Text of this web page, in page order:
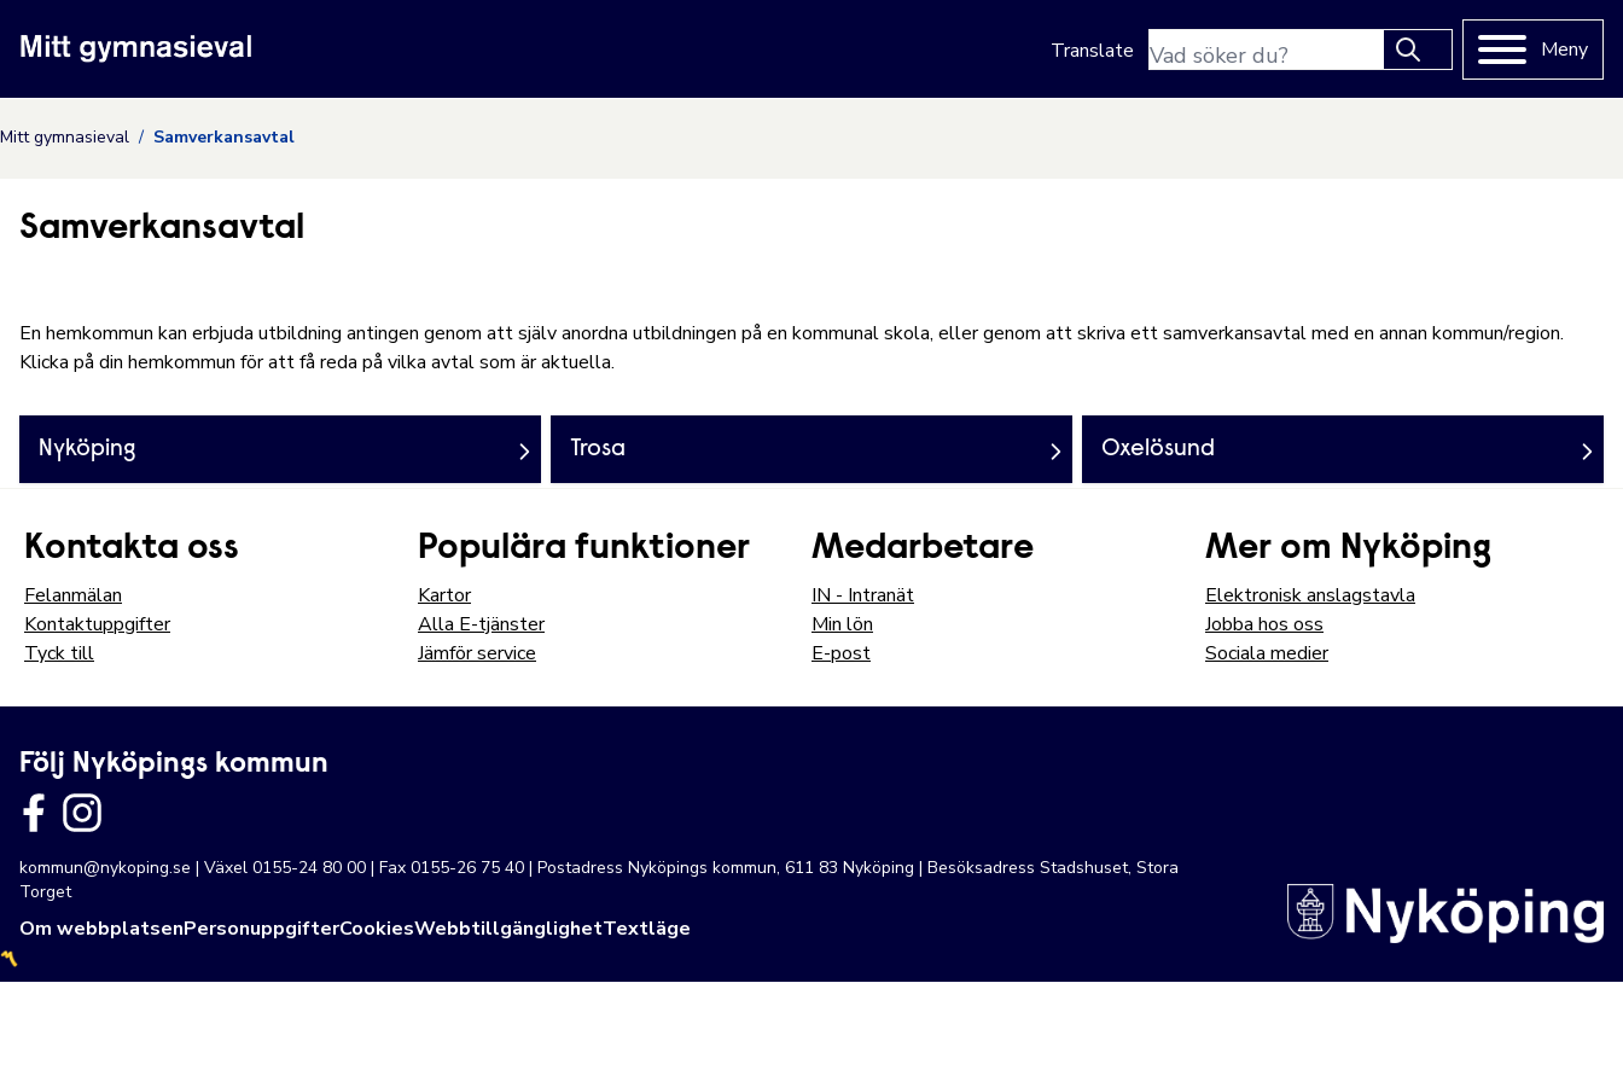
Nyköpings kommuns webbplats Translate
Sökfras
Meny
Mitt gymnasieval Samverkansavtal
Samverkansavtal
En hemkommun kan erbjuda utbildning antingen genom att själv anordna utbildningen på en kommunal skola, eller genom att skriva ett samverkansavtal med en annan kommun/region.
Klicka på din hemkommun för att få reda på vilka avtal som är aktuella.
Nyköping Trosa Oxelösund
Kontakta oss
Felanmälan
Kontaktuppgifter
Tyck till
Populära funktioner
Kartor
Alla E-tjänster
Jämför service
Medarbetare
IN - Intranät
Min lön
E-post
Mer om Nyköping
Elektronisk anslagstavla
Jobba hos oss
Sociala medier
Följ Nyköpings kommun
kommun@nykoping.se | Växel 0155-24 80 00 | Fax 0155-26 75 40 | Postadress Nyköpings kommun, 611 83 Nyköping | Besöksadress Stadshuset, Stora
Torget
Om webbplatsenPersonuppgifterCookiesWebbtillgänglighetTextläge
〽️